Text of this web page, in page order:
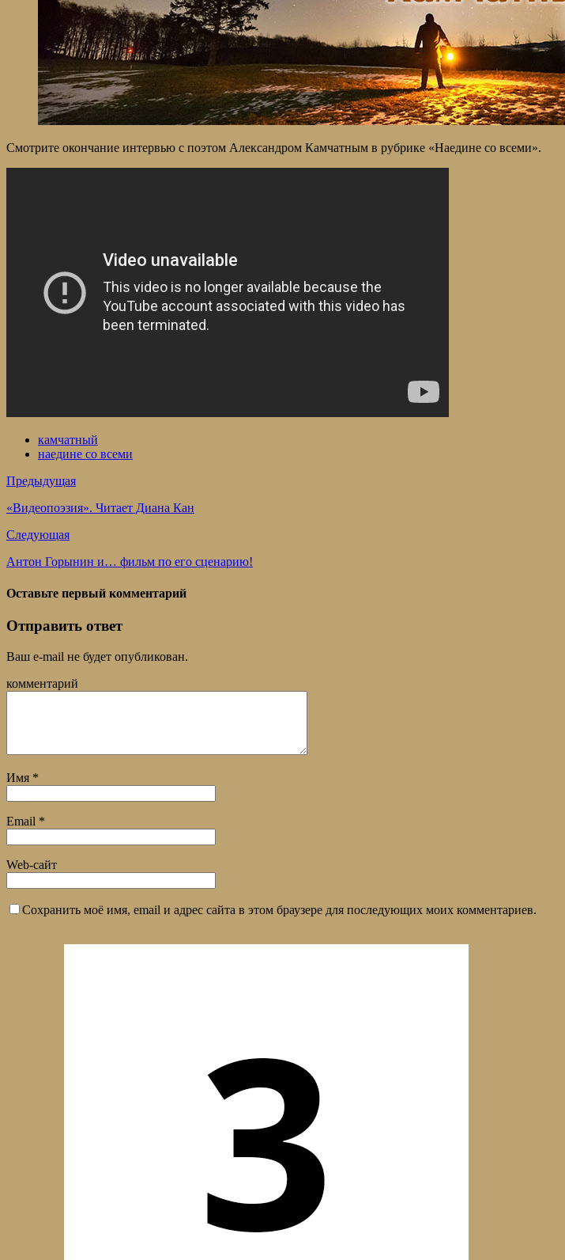
Смотрите окончание интервью с поэтом Александром Камчатным в рубрике «Наедине со всеми».
камчатный
наедине со всеми
Предыдущая
«Видеопоэзия». Читает Диана Кан
Следующая
Антон Горынин и… фильм по его сценарию!
Оставьте первый комментарий
Отправить ответ
Ваш e-mail не будет опубликован.
комментарий
Имя *
Email *
Web-сайт
Сохранить моё имя, email и адрес сайта в этом браузере для последующих моих комментариев.